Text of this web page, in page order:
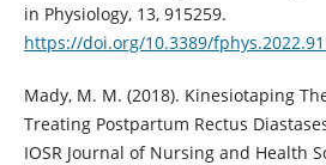
in Physiology, 13, 915259.
https://doi.org/10.3389/
Mady, M. M. (2018). Kinesiotaping
Treating Postpartum Rectus
IOSR Journal of Nursing and Health